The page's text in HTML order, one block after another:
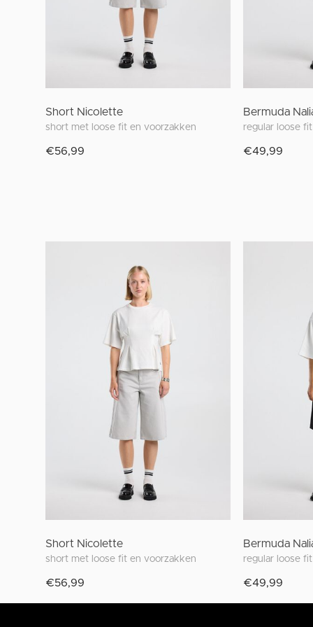
Short Nicolette
short met loose fit en voorzakken
€56,99
Bermuda
€49,99
Short Nicolette
short met loose fit en voorzakken
€56,99
Bermuda
€49,99